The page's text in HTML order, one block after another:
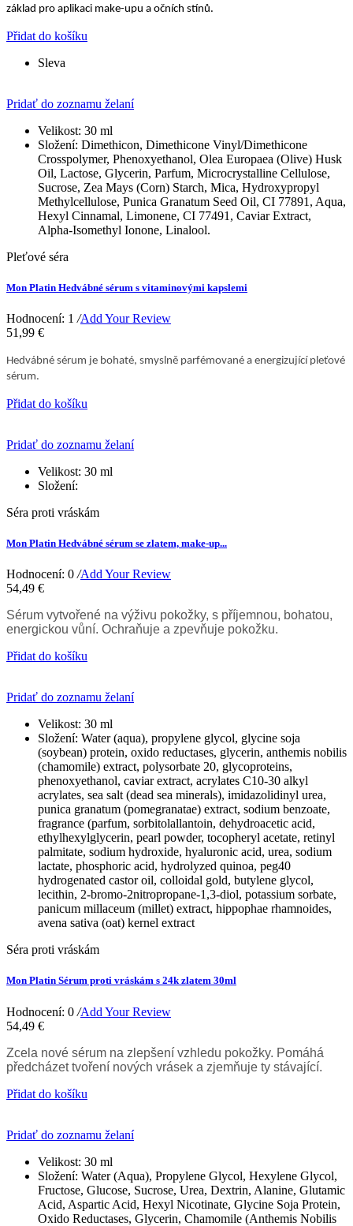
základ pro aplikaci make-upu a očních stínů.
Přidat do košíku
Sleva
Pridať do zoznamu želaní
Velikost: 30 ml
Složení: Dimethicon, Dimethicone Vinyl/Dimethicone
Crosspolymer, Phenoxyethanol, Olea Europaea (Olive) Husk
Oil, Lactose, Glycerin, Parfum, Microcrystalline Cellulose,
Sucrose, Zea Mays (Corn) Starch, Mica, Hydroxypropyl
Methylcellulose, Punica Granatum Seed Oil, CI 77891, Aqua,
Hexyl Cinnamal, Limonene, CI 77491, Caviar Extract,
Alpha-Isomethyl Ionone, Linalool.
Pleťové séra
Mon Platin Hedvábné sérum s vitaminovými kapslemi
Hodnocení: 1 /Add Your Review
51,99 €
Hedvábné sérum je bohaté, smyslně parfémované a energizující pleťové
sérum.
Přidat do košíku
Pridať do zoznamu želaní
Velikost: 30 ml
Složení:
Séra proti vráskám
Mon Platin Hedvábné sérum se zlatem, make-up...
Hodnocení: 0 /Add Your Review
54,49 €
Sérum vytvořené na výživu pokožky, s příjemnou, bohatou,
energickou vůní. Ochraňuje a zpevňuje pokožku.
Přidat do košíku
Pridať do zoznamu želaní
Velikost: 30 ml
Složení: Water (aqua), propylene glycol, glycine soja
(soybean) protein, oxido reductases, glycerin, anthemis nobilis
(chamomile) extract, polysorbate 20, glycoproteins,
phenoxyethanol, caviar extract, acrylates C10-30 alkyl
acrylates, sea salt (dead sea minerals), imidazolidinyl urea,
punica granatum (pomegranatae) extract, sodium benzoate,
fragrance (parfum, sorbitolallantoin, dehydroacetic acid,
ethylhexylglycerin, pearl powder, tocopheryl acetate, retinyl
palmitate, sodium hydroxide, hyaluronic acid, urea, sodium
lactate, phosphoric acid, hydrolyzed quinoa, peg40
hydrogenated castor oil, colloidal gold, butylene glycol,
lecithin, 2-bromo-2nitropropane-1,3-diol, potassium sorbate,
panicum millaceum (millet) extract, hippophae rhamnoides,
avena sativa (oat) kernel extract
Séra proti vráskám
Mon Platin Sérum proti vráskám s 24k zlatem 30ml
Hodnocení: 0 /Add Your Review
54,49 €
Zcela nové sérum na zlepšení vzhledu pokožky. Pomáhá
předcházet tvoření nových vrásek a zjemňuje ty stávající.
Přidat do košíku
Pridať do zoznamu želaní
Velikost: 30 ml
Složení: Water (Aqua), Propylene Glycol, Hexylene Glycol,
Fructose, Glucose, Sucrose, Urea, Dextrin, Alanine, Glutamic
Acid, Aspartic Acid, Hexyl Nicotinate, Glycine Soja Protein,
Oxido Reductases, Glycerin, Chamomile (Anthemis Nobilis